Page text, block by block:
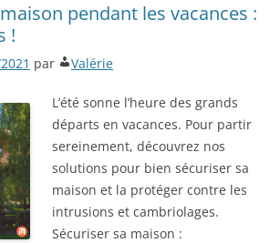
pendant les vacances :
!
par Valérie
L’été sonne l’heure des grands
départs en vacances. Pour partir
sereinement, découvrez nos
solutions pour bien sécuriser sa
maison et la protéger contre les
intrusions et cambriolages.
Sécuriser sa maison :